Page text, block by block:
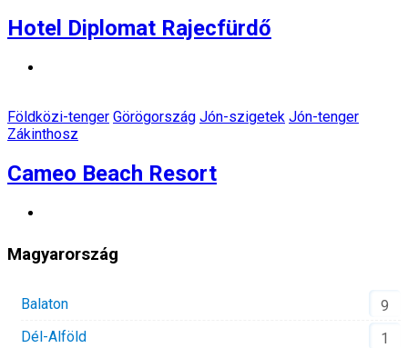
Hotel Diplomat Rajecfürdő
Földközi-tenger Görögország Jón-szigetek Jón-tenger
Zákinthosz
Cameo Beach Resort
Magyarország
Balaton
9
Dél-Alföld
1